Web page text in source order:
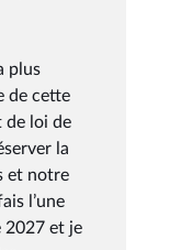
plus
de cette
de loi de
la
et notre
l’une
2027 et je